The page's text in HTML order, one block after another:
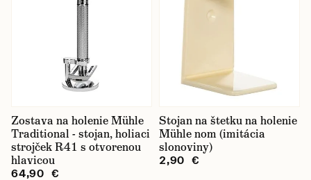
Zostava na holenie Mühle
Traditional - stojan, holiaci
strojček R41 s otvorenou
hlavicou
64,90 €
Stojan na štetku na holenie
Mühle nom (imitácia
slonoviny)
2,90 €